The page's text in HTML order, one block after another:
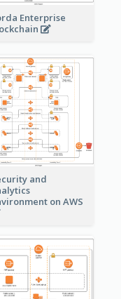
Enterprise
and
on AWS